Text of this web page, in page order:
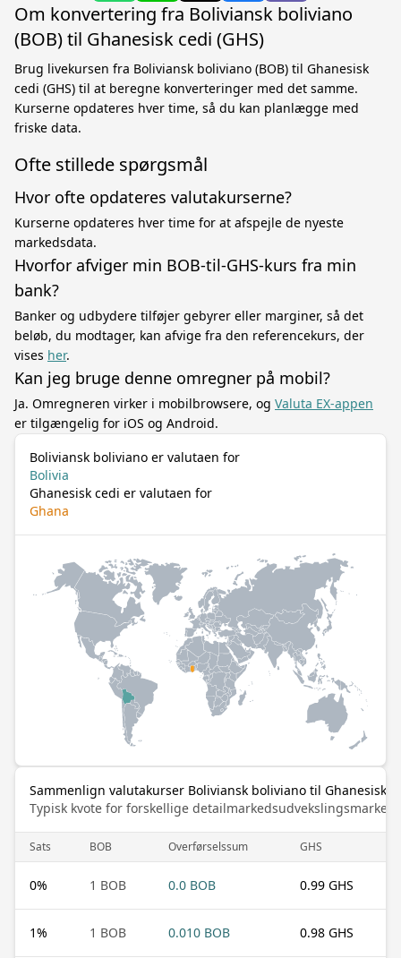
Om konvertering fra Boliviansk boliviano
(BOB) til Ghanesisk cedi (GHS)
Brug livekursen fra Boliviansk boliviano (BOB) til Ghanesisk
cedi (GHS) til at beregne konverteringer med det samme.
Kurserne opdateres hver time, så du kan planlægge med
friske data.
Ofte stillede spørgsmål
Hvor ofte opdateres valutakurserne?
Kurserne opdateres hver time for at afspejle de nyeste
markedsdata.
Hvorfor afviger min BOB-til-GHS-kurs fra min
bank?
Banker og udbydere tilføjer gebyrer eller marginer, så det
beløb, du modtager, kan afvige fra den referencekurs, der
vises her.
Kan jeg bruge denne omregner på mobil?
Ja. Omregneren virker i mobilbrowsere, og Valuta EX-appen
er tilgængelig for iOS og Android.
Boliviansk boliviano er valutaen for
Bolivia
Ghanesisk cedi er valutaen for
Ghana
Sammenlign valutakurser Boliviansk boliviano til Ghanesisk
Typisk kvote for forskellige
Sats BOB Overførselssum GHS
0% 1 BOB 0.0 BOB 0.99 GHS
1% 1 BOB 0.010 BOB 0.98 GHS